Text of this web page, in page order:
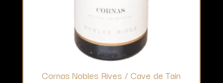
Cornas Nobles Rives / Cave de Tain